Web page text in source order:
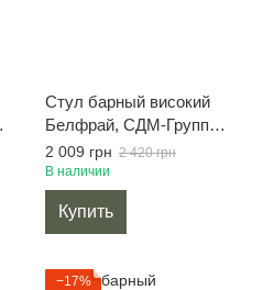
Стул барный високий
Белфрай, СДМ-Групп
черный, деревянное
сидение
2 009 грн 2 420 грн
В наличии
Купить
−17%